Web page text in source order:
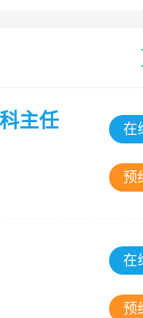
主任 在
预
在
预